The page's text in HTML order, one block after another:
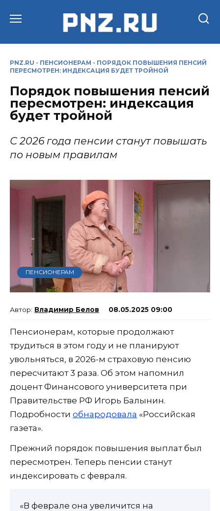
PNZ.RU - ПЕНСИОНЕРАМ - ПОРЯДОК ПОВЫШЕНИЯ ПЕНСИЙ
ПЕРЕСМОТРЕН: ИНДЕКСАЦИЯ БУДЕТ ТРОЙНОЙ
Порядок повышения пенсий
пересмотрен: индексация
будет тройной
С 2026 года пенсии станут повышать
по новым правилам
ПЕНСИОНЕРАМ
Владимир Белов 08.05.2025 09:00
Пенсионерам, которые продолжают
трудиться в этом году и не планируют
увольняться, в 2026-м страховую пенсию
пересчитают 3 раза. Об этом напомнил
доцент Финансового университета при
Правительстве РФ Игорь Балынин.
Подробности обнародовала «Российская
газета».
Прежний порядок повышения выплат был
пересмотрен. Теперь пенсии станут
индексировать с февраля.
«В феврале она увеличится на